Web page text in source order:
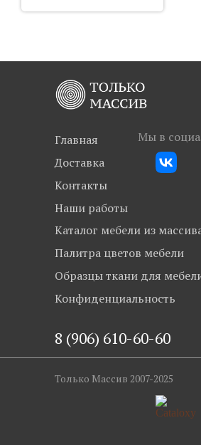
8 (906) 610-60-60
Главная
Доставка
Контакты
Наши работы
Каталог мебели из
Палитра цветов мебели
Образцы ткани для
Конфиденциальность
Мы в
Только Массив 2007-2025